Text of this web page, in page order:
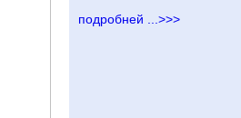
подробней ...>>>